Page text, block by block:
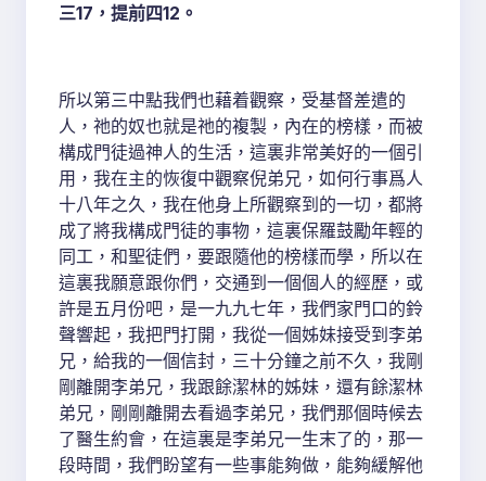
三17，提前四12。
所以第三中點我們也藉着觀察，受基督差遣的
人，祂的奴也就是祂的複製，內在的榜樣，而被
構成門徒過神人的生活，這裏非常美好的一個引
用，我在主的恢復中觀察倪弟兄，如何行事爲人
十八年之久，我在他身上所觀察到的一切，都將
成了將我構成門徒的事物，這裏保羅鼓勵年輕的
同工，和聖徒們，要跟隨他的榜樣而學，所以在
這裏我願意跟你們，交通到一個個人的經歷，或
許是五月份吧，是一九九七年，我們家門口的鈴
聲響起，我把門打開，我從一個姊妹接受到李弟
兄，給我的一個信封，三十分鐘之前不久，我剛
剛離開李弟兄，我跟餘潔林的姊妹，還有餘潔林
弟兄，剛剛離開去看過李弟兄，我們那個時候去
了醫生約會，在這裏是李弟兄一生末了的，那一
段時間，我們盼望有一些事能夠做，能夠緩解他